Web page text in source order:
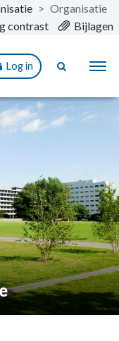
> Organisatie
contrast Bijlagen
Log in